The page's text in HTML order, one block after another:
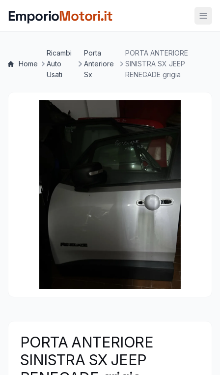
EmporioMotori.it
Home
Ricambi
Auto
Usati
Porta
Anteriore
Sx
PORTA ANTERIORE
SINISTRA SX JEEP
RENEGADE grigia
PORTA ANTERIORE
SINISTRA SX JEEP